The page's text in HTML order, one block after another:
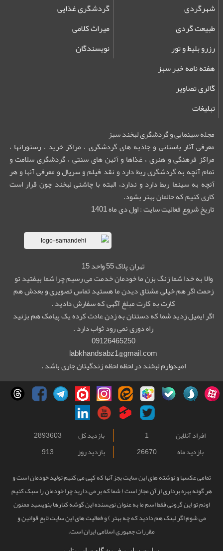
شهرگردی
طبیعت گردی
گردشگری غذایی
میراث کلامی
رزرو بلیط و تور
هفته نامه خبر سبز
گالری تصاویر
تبلیغات
نویسندگان
مجله سینمایی و گردشگری لبخند سبز
معرفی آثار باستانی و جاذبه های گردشگری ، مراکز خرید ، رستورانها ،
مراکز فرهنگی و هنری ، غذاها و آئین های سنتی ، گردشگری سلامت و
تمام آنچه به گردشگری ربط دارد و نقد فیلم و سریال و معرفی آنها و هر
آنچه به سینما ربط دارد و ندارد، البته با چاشنی لبخند چون قرار است
کاری کنیم که حالمان بهتر بشود.
تاریخ شروع فعالیت سایت : اول دی ماه 1401
تهران پلاک 55 واحد 15
والا به خدا شما زنگ بزن ما خودمان خدمت می رسیم چرا شما بیفتید تو
زحمت اگر هم خیلی مشتاق دیدن ما هستید تماس تصویری و بعدش هم
کارت به کارت مبلغ آگهی که سفارش دادید .
اگر ایمیل زدید شما که دستتان به زدن عادت کرده یک پیامک هم بزنید
راه دوری نمی رود ثواب دارد .
09126465250
labkhandsabz1@gmail.com
امیدوارم لبخند در لحظه لحظه زندگیتان جاری باشد .
افراد آنلاین 1 بازدید کل
2893603
بازدید ماه
26670 بازدید روز 913
تمامی عکسها و نوشته های این سایت بجز آنها که کپی می کنیم تولید خودمان است و
هر گونه بهره برداری از آن مجاز است ( شما که بر می دارید چرا خودمان را سبک کنیم
اونم تو این گرونی فقط اسم ما به عنوان نویسنده این گوشه کنارها بنویسید ممنون
می شوم اگر لینک هم دادید که چه بهتر ) و فعالیت های این سایت تابع قوانین و
مقررات جمهوری اسلامی ایران است.